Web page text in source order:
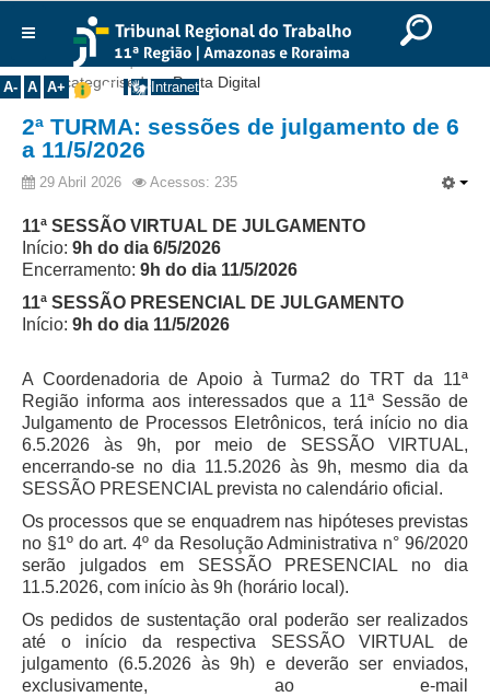
Ir para o rodapé
English
Português Español
A- A A+ Intranet
Institucional
Histórico
Presidência
Corregedoria
Composição
Desembargadores
Seções Especializadas
Turmas
Juízes Manaus
Juízes Roraima
Juízes Interior
Juízes Substitutos
Diretores
Comitês
Comitê Gestor Regional do PJe
Comitê Gestor Regional do e-Gestão e de Tabelas
Processuais Unificadas
Você está aqui:Início >> Notícias >> Comunicados
Uncategorised >> Pauta Digital
2ª TURMA: sessões de julgamento de 6
a 11/5/2026
29 Abril 2026 Acessos: 235
11ª SESSÃO VIRTUAL DE JULGAMENTO
Início: 9h do dia 6/5/2026
Encerramento: 9h do dia 11/5/2026
11ª SESSÃO PRESENCIAL DE JULGAMENTO
Início: 9h do dia 11/5/2026
A Coordenadoria de Apoio à Turma2 do TRT da 11ª
Região informa aos interessados que a 11ª Sessão de
Julgamento de Processos Eletrônicos, terá início no dia
6.5.2026 às 9h, por meio de SESSÃO VIRTUAL,
encerrando-se no dia 11.5.2026 às 9h, mesmo dia da
SESSÃO PRESENCIAL prevista no calendário oficial.
Os processos que se enquadrem nas hipóteses previstas
no §1º do art. 4º da Resolução Administrativa n° 96/2020
serão julgados em SESSÃO PRESENCIAL no dia
11.5.2026, com início às 9h (horário local).
Os pedidos de sustentação oral poderão ser realizados
até o início da respectiva SESSÃO VIRTUAL de
julgamento (6.5.2026 às 9h) e deverão ser enviados,
exclusivamente, ao e-mail